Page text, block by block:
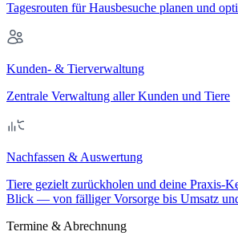
Tagesrouten für Hausbesuche planen und
Kunden- & Tierverwaltung
Zentrale Verwaltung aller Kunden und Tiere
Nachfassen & Auswertung
Tiere gezielt zurückholen und deine Praxis-
Blick — von fälliger Vorsorge bis Umsatz
Termine & Abrechnung